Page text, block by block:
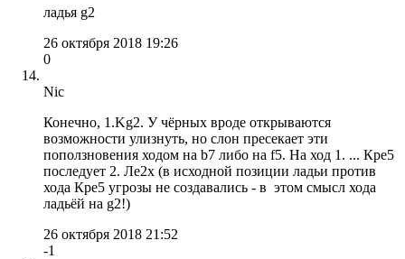
ладья g2
26 октября 2018 19:26
0
Nic
Конечно, 1.Kg2. У чёрных вроде открываются
возможности улизнуть, но слон пресекает эти
поползновения ходом на b7 либо на f5. На ход 1. ... Кре5
последует 2. Ле2х (в исходной позиции ладьи против
хода Кре5 угрозы не создавались - в этом смысл хода
ладьёй на g2!)
26 октября 2018 21:52
-1